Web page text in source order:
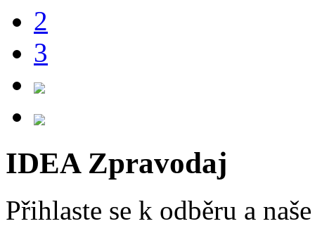
2
3
IDEA Zpravodaj
Přihlaste se k odběru a